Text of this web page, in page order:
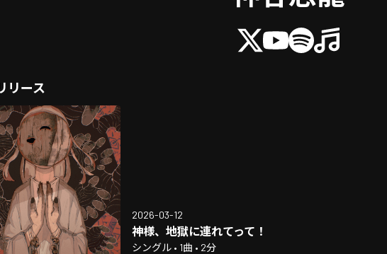
リース
2026-03-12
神様、地獄に連れてって！
シングル • 1曲 • 2分